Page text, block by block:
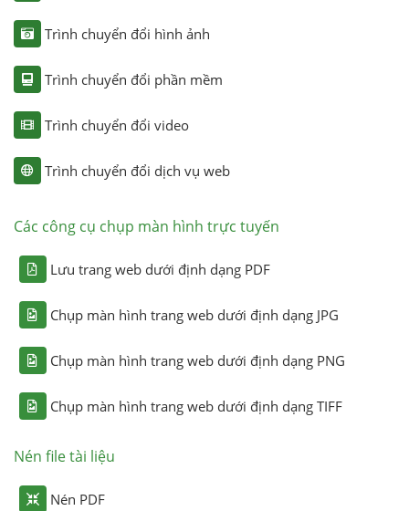
Trình chuyển đổi hình ảnh
Trình chuyển đổi phần mềm
Trình chuyển đổi video
Trình chuyển đổi dịch vụ web
Các công cụ chụp màn hình trực tuyến
Lưu trang web dưới định dạng PDF
Chụp màn hình trang web dưới định dạng JPG
Chụp màn hình trang web dưới định dạng PNG
Chụp màn hình trang web dưới định dạng TIFF
Nén file tài liệu
Nén PDF